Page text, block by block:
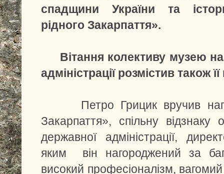
спадщини України та
рідного Закарпаття».
Вітання колективу музею на
адміністрації розмістив також
Петро Грицик вручив
Закарпаття», спільну
державної адміністрації,
яким він нагороджений за
високий професіоналізм,